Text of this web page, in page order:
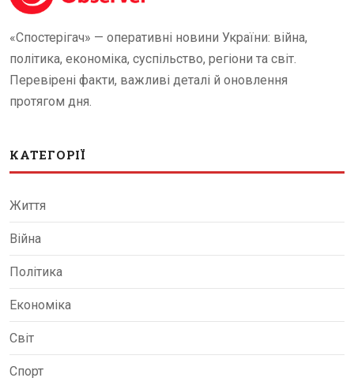
«Спостерігач» — оперативні новини України: війна,
політика, економіка, суспільство, регіони та світ.
Перевірені факти, важливі деталі й оновлення
протягом дня.
КАТЕГОРІЇ
Життя
Війна
Політика
Економіка
Світ
Спорт